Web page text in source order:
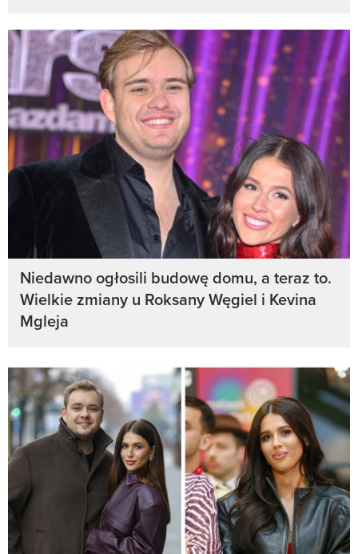
Niedawno ogłosili budowę domu, a teraz to.
Wielkie zmiany u Roksany Węgiel i Kevina
Mgleja